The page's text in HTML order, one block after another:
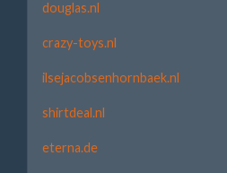
douglas.nl
crazy-toys.nl
ilsejacobsenhornbaek.nl
shirtdeal.nl
eterna.de